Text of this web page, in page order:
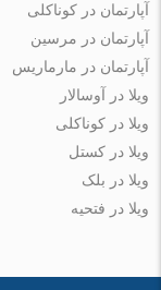
آپارتمان در کوناکلی
آپارتمان در مرسین
آپارتمان در مارماریس
ویلا در آوسالار
ویلا در کوناکلی
ویلا در کستل
ویلا در بلک
ویلا در فتحیه